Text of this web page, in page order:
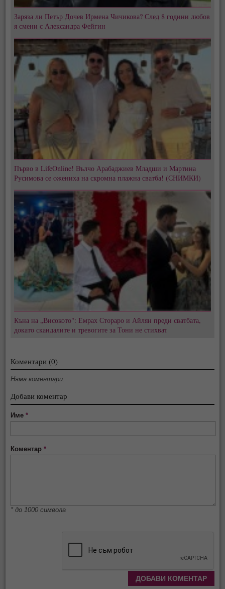
Заряза ли Петър Дочев Ирмена Чичикова? След 8 години любов
я смени с Александра Фейгин
Първо в LifeOnline! Вълчо Арабаджиев Младши и Мартина
Русимова сe oжениха на скромна плажна сватба! (СНИМКИ)
Къна на „Високото": Емрах Стораро и Айлян преди сватбата,
докато скандалите и тревогите за Тони не стихват
Коментари (0)
Няма коментари.
Добави коментар
Име*
Коментар*
* до 1000 символа